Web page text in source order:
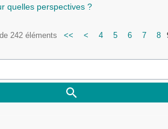
quelles perspectives ?
242 éléments << < 4 5 6 7 8